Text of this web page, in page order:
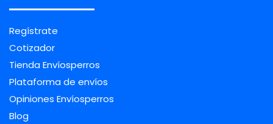
Regístrate
Cotizador
Tienda Envíosperros
Plataforma de envíos
Opiniones Envíosperros
Blog